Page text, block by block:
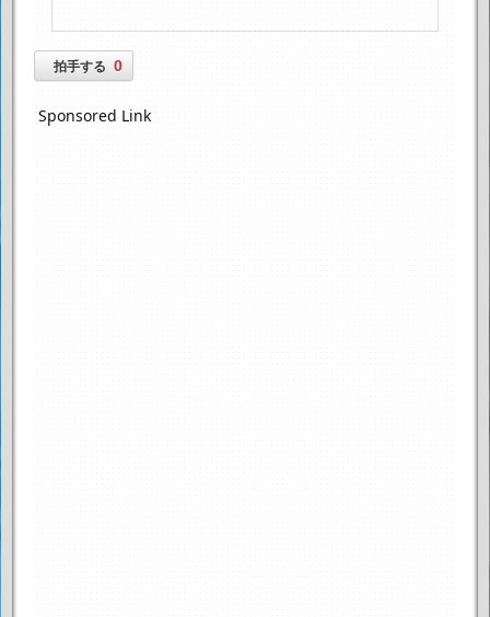
拍手する 0
Sponsored Link